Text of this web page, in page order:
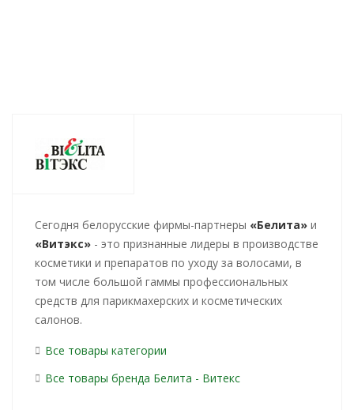
Cегодня белорусские фирмы-партнеры «Белита» и
«Витэкс» - это признанные лидеры в производстве
косметики и препаратов по уходу за волосами, в
том числе большой гаммы профессиональных
средств для парикмахерских и косметических
салонов.
Все товары категории
Все товары бренда Белита - Витекс